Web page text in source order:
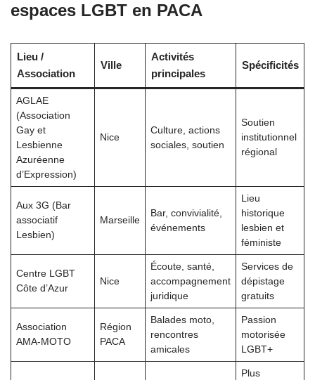
espaces LGBT en PACA
Lieu /
Association
Ville
Activités
principales
Spécificités
AGLAE
(Association
Gay et
Lesbienne
Azuréenne
d’Expression)
Nice
Culture, actions
sociales, soutien
Soutien
institutionnel
régional
Aux 3G (Bar
associatif
Lesbien)
Marseille
Bar, convivialité,
événements
Lieu
historique
lesbien et
féministe
Centre LGBT
Côte d’Azur
Nice
Écoute, santé,
accompagnement
juridique
Services de
dépistage
gratuits
Association
AMA-MOTO
Région
PACA
Balades moto,
rencontres
amicales
Passion
motorisée
LGBT+
Plus